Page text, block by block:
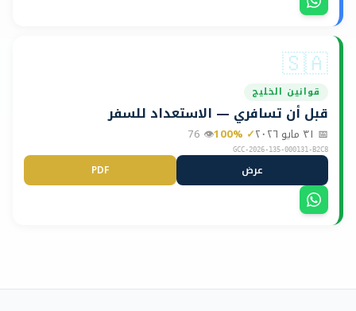
🇸🇦
قوانين الخليج
قبل أن تسافري — الاستعداد للسفر
📅 ٣١ مايو ٢٠٢٦ ✓
100%
👁
76
GCC-2026-135-000131-B2C8
عرض PDF